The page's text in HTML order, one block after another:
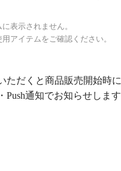
表示されません。
アイテムをご確認ください。
ただくと商品販売開始時に
Push通知でお知らせします